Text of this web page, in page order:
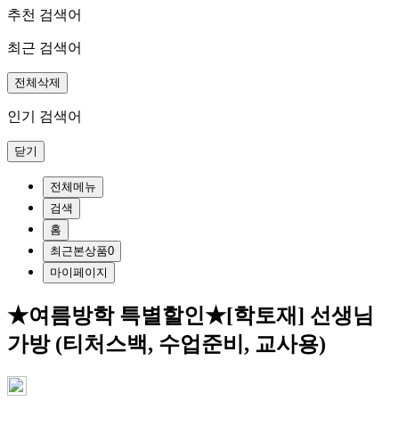
추천 검색어
최근 검색어
전체삭제
인기 검색어
닫기
전체메뉴
검색
홈
최근본상품0
마이페이지
★여름방학 특별할인★[학토재] 선생님
가방 (티처스백, 수업준비, 교사용)